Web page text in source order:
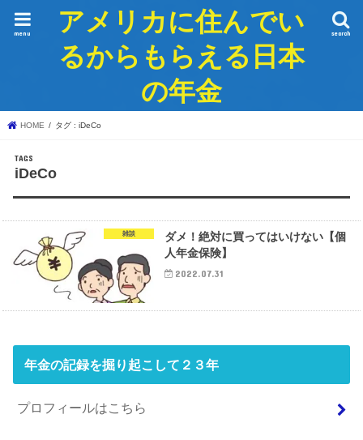
アメリカに住んでい
るからもらえる日本
の年金
search
menu
HOME タグ : iDeCo
iDeCo
雑談
ダメ！絶対に買ってはいけない【個
人年金保険】
2022.07.31
年金の記録を掘り起こして２３年
プロフィールはこちら